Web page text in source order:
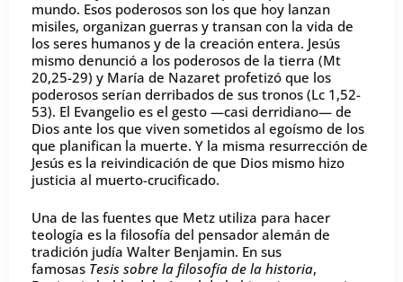
mundo. Esos poderosos son los que hoy lanzan
misiles, organizan guerras y transan con la vida de
los seres humanos y de la creación entera. Jesús
mismo denunció a los poderosos de la tierra (Mt
20,25-29) y María de Nazaret profetizó que los
poderosos serían derribados de sus tronos (Lc 1,52-
53). El Evangelio es el gesto —casi derridiano— de
Dios ante los que viven sometidos al egoísmo de los
que planifican la muerte. Y la misma resurrección de
Jesús es la reivindicación de que Dios mismo hizo
justicia al muerto-crucificado.
Una de las fuentes que Metz utiliza para hacer
teología es la filosofía del pensador alemán de
tradición judía Walter Benjamin. En sus
famosas Tesis sobre la filosofía de la historia,